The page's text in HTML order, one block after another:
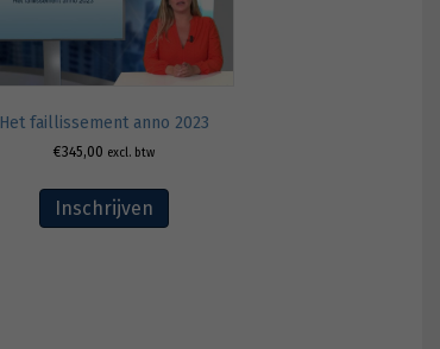
Het faillissement anno 2023
€345,00 excl. btw
Inschrijven